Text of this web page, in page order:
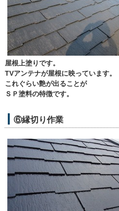
屋根上塗りです。
TVアンテナが屋根に映っています。
これぐらい艶が出ることが
ＳＰ塗料の特徴です。
⑥縁切り作業